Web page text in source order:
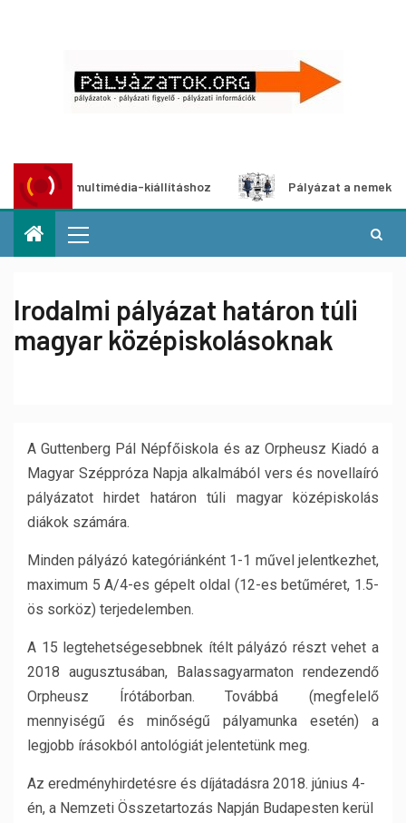
multimédia-kiállításhoz Pályázat a nemek közötti
Irodalmi pályázat határon túli
magyar középiskolásoknak
A Guttenberg Pál Népfőiskola és az Orpheusz Kiadó a
Magyar Széppróza Napja alkalmából vers és novellaíró
pályázatot hirdet határon túli magyar középiskolás
diákok számára.
Minden pályázó kategóriánként 1-1 művel jelentkezhet,
maximum 5 A/4-es gépelt oldal (12-es betűméret, 1.5-
ös sorköz) terjedelemben.
A 15 legtehetségesebbnek ítélt pályázó részt vehet a
2018 augusztusában, Balassagyarmaton rendezendő
Orpheusz Írótáborban. Továbbá (megfelelő
mennyiségű és minőségű pályamunka esetén) a
legjobb írásokból antológiát jelentetünk meg.
Az eredményhirdetésre és díjátadásra 2018. június 4-
én, a Nemzeti Összetartozás Napján Budapesten kerül